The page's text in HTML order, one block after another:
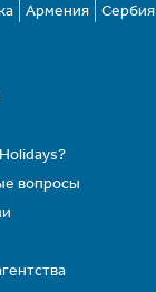
Армения Сербия
вопросы